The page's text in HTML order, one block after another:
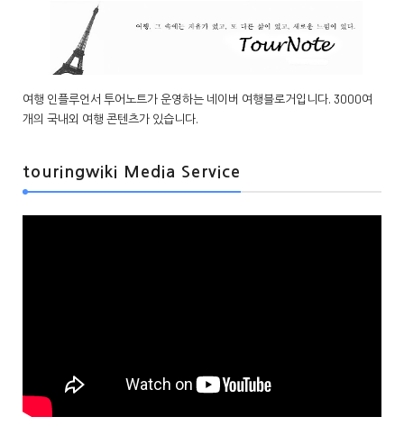
여행 인플루언서 투어노트가 운영하는 네이버 여행블로거입니다. 3000여
개의 국내외 여행 콘텐츠가 있습니다.
touringwiki Media Service